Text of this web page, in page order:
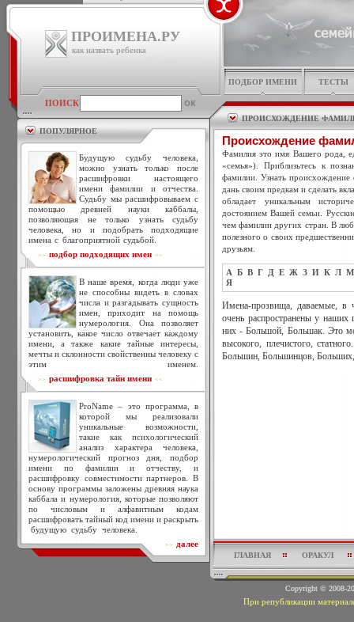
ПРОИМЕНА.РУ
как назвать ребенка
ПОИСК
ПОПУЛЯРНОЕ
Будущую судьбу человека,
можно узнать только после
расшифровки настоящего
имени фамилии и отчества.
Судьбу мы расшифровываем с
помощью древней науки каббалы,
позволяющая не только узнать судьбу
человека, но и подобрать подходящие
имена с благоприятной судьбой.
>> подбор подходящих имен <<
В наше время, когда люди уже
не способны видеть в словах
числа и разгадывать сущность
имен, приходит на помощь
нумерология. Она позволяет
установить, какое число отвечает каждому
имени, а также какие тайные интересы,
мечты и склонности свойственны человеку с
этим именем.
>> расшифровка тайн имени <<
ProName – это программа, в
которой мы реализовали
уникальные возможности,
такие как психологический
анализ характера человека,
нумерологический прогноз дня, подбор
имени по фамилии и отчеству, и
расшифровку совместимости партнеров. В
основу программы заложены древняя наука
каббала и нумерология, которые позволяют
по числовым и алфавитным кодам
расшифровать тайный код имени и раскрыть
будущую судьбу человека.
>> далее
ПОДБОР ИМЕНИ ТЕСТЫ
ПРОИСХОЖДЕНИЕ
Происхождение
Фамилия это имя Вашего рода,
«семья»). Приблизьтесь к
фамилии. Узнать
дань своим предкам и сделать
обладает уникальным
достоянием Вашей семьи.
чем фамилии других стран. В
полезного о своих
друзьям.
А Б В Г Д Е Ж З И К Л М
Я
Имена-прозвища, даваемые, в
очень распространены у
них - Большой, Большак. Это
высокого, плечистого,
Большин, Большинцов,
ГЛАВНАЯ ОРАКУЛ
Copyright © 2008-
При републикации